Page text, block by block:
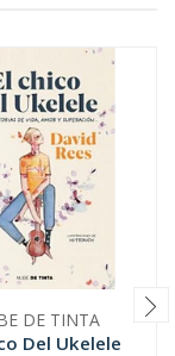
DE TINTA
Del Ukelele